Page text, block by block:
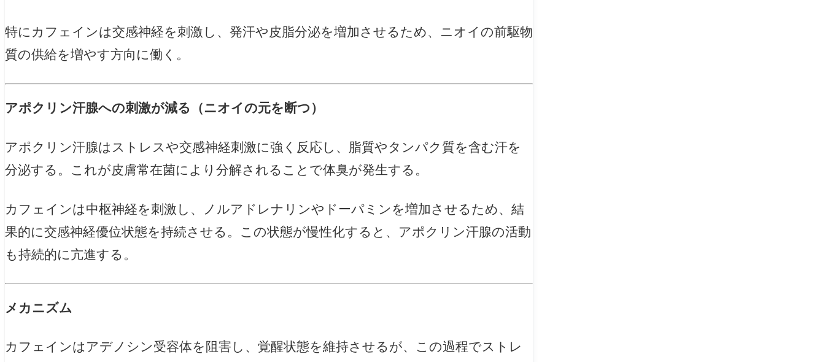
特にカフェインは交感神経を刺激し、発汗や皮脂分泌を増加させるため、ニオイの前駆物
質の供給を増やす方向に働く。
アポクリン汗腺への刺激が減る（ニオイの元を断つ）
アポクリン汗腺はストレスや交感神経刺激に強く反応し、脂質やタンパク質を含む汗を
分泌する。これが皮膚常在菌により分解されることで体臭が発生する。
カフェインは中枢神経を刺激し、ノルアドレナリンやドーパミンを増加させるため、結
果的に交感神経優位状態を持続させる。この状態が慢性化すると、アポクリン汗腺の活動
も持続的に亢進する。
メカニズム
カフェインはアデノシン受容体を阻害し、覚醒状態を維持させるが、この過程でストレ